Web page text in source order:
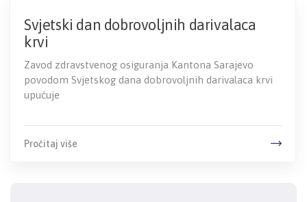
Svjetski dan dobrovoljnih darivalaca
krvi
Zavod zdravstvenog osiguranja Kantona Sarajevo
povodom Svjetskog dana dobrovoljnih darivalaca krvi
upućuje
Pročitaj više